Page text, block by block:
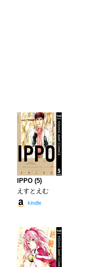
IPPO (5)
えすとえむ
kindle